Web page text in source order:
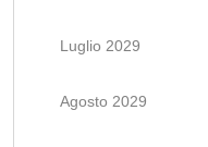
Luglio 2029
Agosto 2029